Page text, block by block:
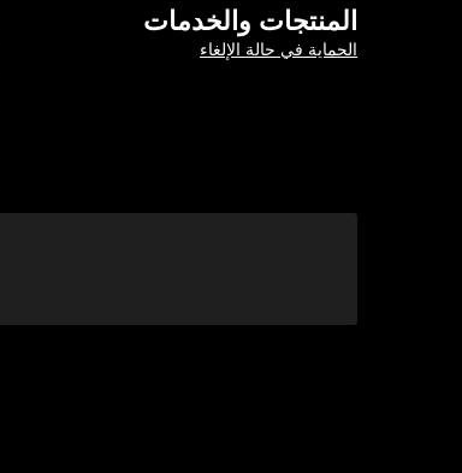
المنتجات والخدمات
الحماية في حالة الإلغاء